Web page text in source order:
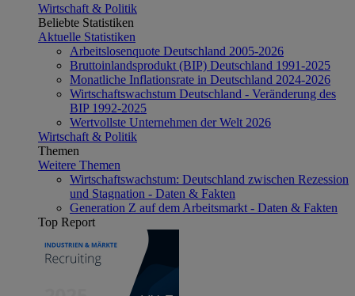
Wirtschaft & Politik
Beliebte Statistiken
Aktuelle Statistiken
Arbeitslosenquote Deutschland 2005-2026
Bruttoinlandsprodukt (BIP) Deutschland 1991-2025
Monatliche Inflationsrate in Deutschland 2024-2026
Wirtschaftswachstum Deutschland - Veränderung des
BIP 1992-2025
Wertvollste Unternehmen der Welt 2026
Wirtschaft & Politik
Themen
Weitere Themen
Wirtschaftswachstum: Deutschland zwischen Rezession
und Stagnation - Daten & Fakten
Generation Z auf dem Arbeitsmarkt - Daten & Fakten
Top Report